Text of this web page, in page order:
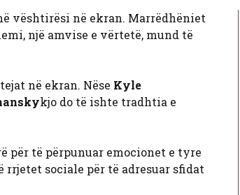
vështirësi në ekran. Marrëdhëniet
një amvise e vërtetë, mund të
në ekran. Nëse Kyle
kjo do të ishte tradhtia e
për të përpunuar emocionet e tyre
rrjetet sociale për të adresuar sfidat